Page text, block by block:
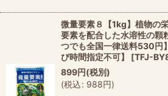
微量要素８【1kg】植物の
要素を配合した水溶性の顆
つでも全国一律送料530円
び時間指定不可】
[TFJ-
899円(税別)
(税込: 988円)